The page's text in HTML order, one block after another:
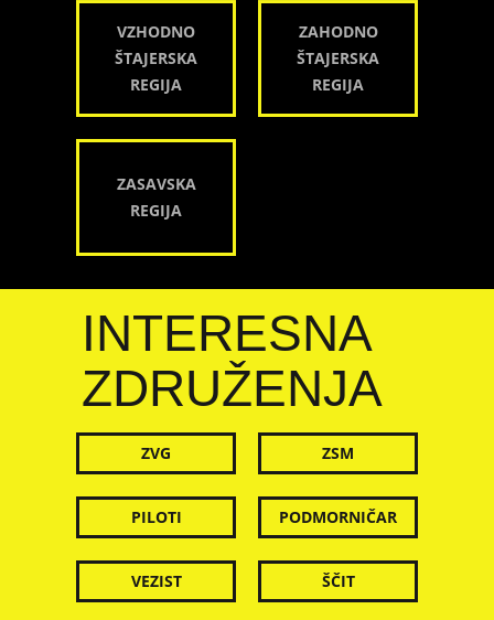
VZHODNO
ŠTAJERSKA
REGIJA
ZAHODNO
ŠTAJERSKA
REGIJA
ZASAVSKA
REGIJA
INTERESNA
ZDRUŽENJA
ZVG ZSM
PILOTI PODMORNIČAR
VEZIST ŠČIT